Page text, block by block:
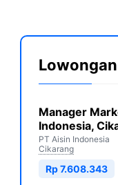
Manager
Indonesia,
PT Aisin Indonesia
Cikarang
Rp 7.608.343